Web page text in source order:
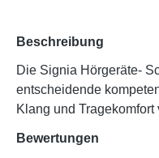
Beschreibung
Die Signia Hörgeräte-
entscheidende
Klang und
Bewertungen